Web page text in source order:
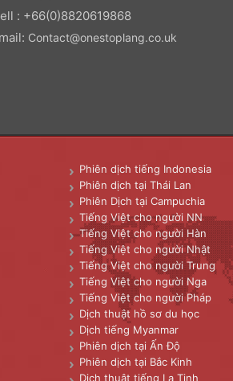
: +66(0)8820619868
Contact@onestoplang.co.uk
Phiên dịch tiếng Indonesia
Phiên dịch tại Thái Lan
Phiên Dịch tại Campuchia
Tiếng Việt cho người NN
Tiếng Việt cho người Hàn
Tiếng Việt cho người Nhật
Tiếng Việt cho người Trung
Tiếng Việt cho người Nga
Tiếng Việt cho người Pháp
Dịch thuật hồ sơ du học
Dịch tiếng Myanmar
Phiên dịch tại Ấn Độ
Phiên dịch tại Bắc Kinh
Dịch thuật tiếng La Tinh